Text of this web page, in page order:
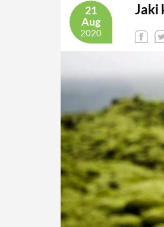
21
Aug
2020
Jaki